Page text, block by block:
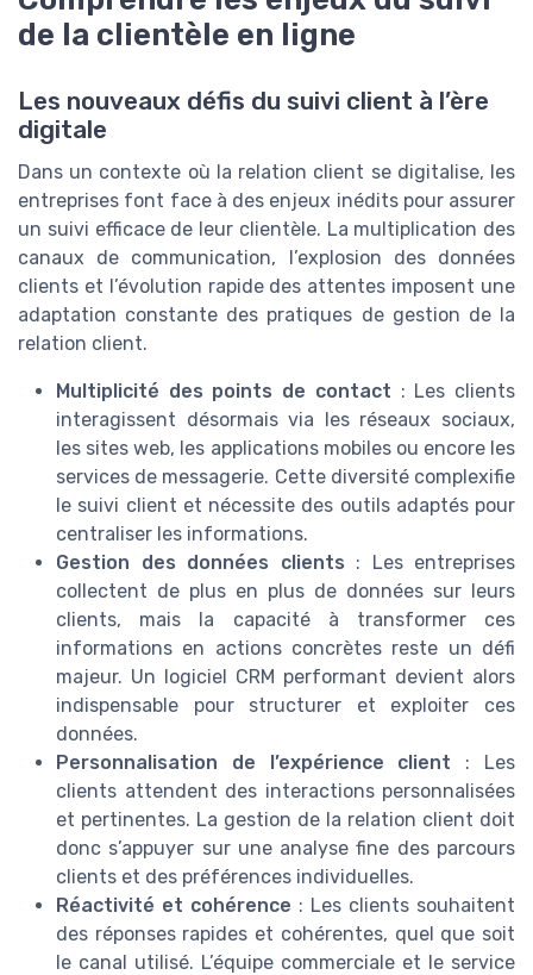
de la clientèle en ligne
Les nouveaux défis du suivi client à l’ère
digitale
Dans un contexte où la relation client se digitalise, les
entreprises font face à des enjeux inédits pour assurer
un suivi efficace de leur clientèle. La multiplication des
canaux de communication, l’explosion des données
clients et l’évolution rapide des attentes imposent une
adaptation constante des pratiques de gestion de la
relation client.
Multiplicité des points de contact : Les clients
interagissent désormais via les réseaux sociaux,
les sites web, les applications mobiles ou encore les
services de messagerie. Cette diversité complexifie
le suivi client et nécessite des outils adaptés pour
centraliser les informations.
Gestion des données clients : Les entreprises
collectent de plus en plus de données sur leurs
clients, mais la capacité à transformer ces
informations en actions concrètes reste un défi
majeur. Un logiciel CRM performant devient alors
indispensable pour structurer et exploiter ces
données.
Personnalisation de l’expérience client : Les
clients attendent des interactions personnalisées
et pertinentes. La gestion de la relation client doit
donc s’appuyer sur une analyse fine des parcours
clients et des préférences individuelles.
Réactivité et cohérence : Les clients souhaitent
des réponses rapides et cohérentes, quel que soit
le canal utilisé. L’équipe commerciale et le service